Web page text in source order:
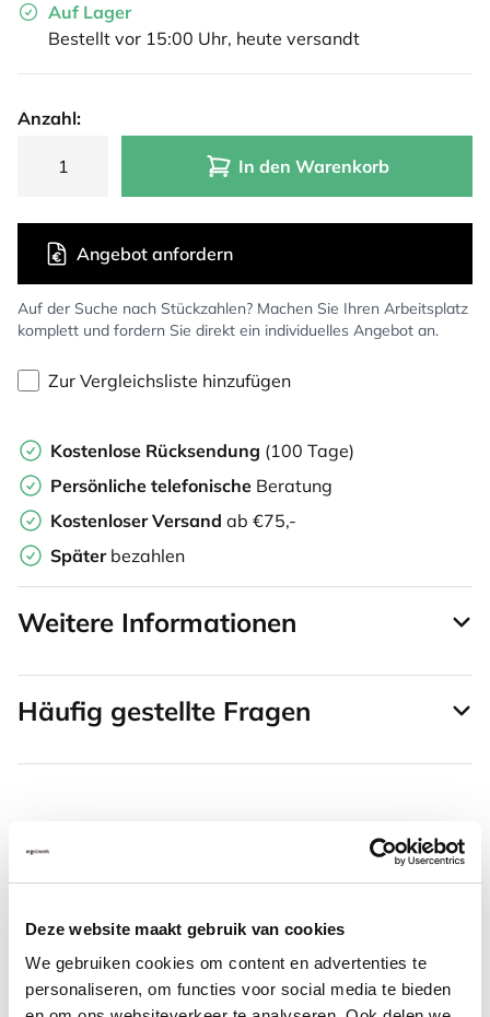
Deze website maakt gebruik van cookies
We gebruiken cookies om content en advertenties te
personaliseren, om functies voor social media te bieden
Auf Lager
Bestellt vor 15:00 Uhr, heute versandt
Anzahl:
In den Warenkorb
Auf der Suche nach Stückzahlen? Machen Sie Ihren Arbeitsplatz
komplett und fordern Sie direkt ein individuelles Angebot an.
Angebot anfordern
Zur Vergleichsliste hinzufügen
Kostenlose Rücksendung (100 Tage)
Persönliche telefonische Beratung
Kostenloser Versand ab €75,-
Später bezahlen
Weitere Informationen
Häufig gestellte Fragen
Häufig zusammen gekauft mit
kabelgebundene Mini-
Tastatur US silber